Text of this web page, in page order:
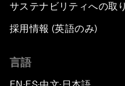
サステナビリティへの取
採用情報 (英語のみ)
言語
▪ ▪ ▪